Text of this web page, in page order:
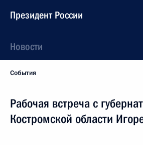
Президент России
Новости
События
Рабочая встреча с
Костромской области